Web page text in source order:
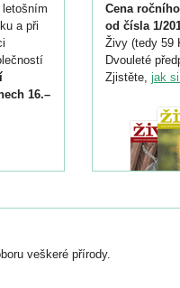
a při
16.–
Cena
od čísla 1/
Živy (tedy 59
Dvouleté
Zjistěte, jak
veškeré přírody.